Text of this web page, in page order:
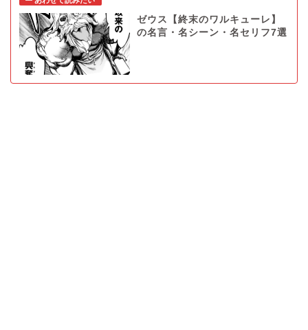
ゼウス【終末のワルキューレ】
の名言・名シーン・名セリフ7選